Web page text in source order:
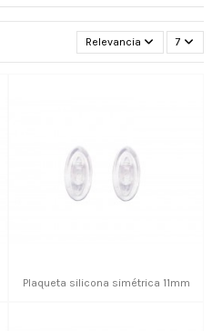
Relevancia 7
Plaqueta silicona simétrica 11mm